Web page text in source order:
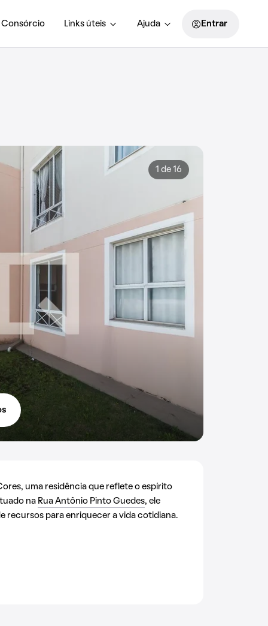
Consórcio Links úteis Ajuda Entrar
1 de 16
uma residência que reflete o espírito
na Rua Antônio Pinto Guedes, ele
recursos para enriquecer a vida cotidiana.